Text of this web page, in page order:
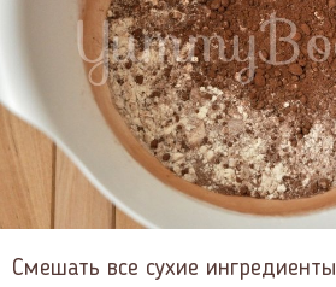
Смешать все сухие